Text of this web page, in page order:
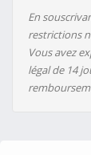
En
restrictions
Vous avez
légal de 14